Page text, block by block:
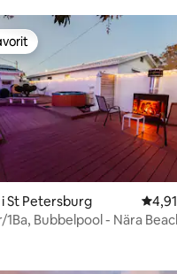
betyg, 3 omdömen
St Petersburg 4,91
1Ba, Bubbelpool - Nära